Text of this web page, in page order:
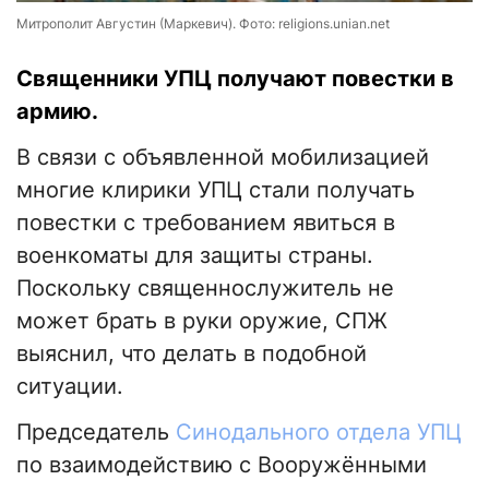
Митрополит Августин (Маркевич). Фото: religions.unian.net
Священники УПЦ получают повестки в
армию.
В связи с объявленной мобилизацией
многие клирики УПЦ стали получать
повестки с требованием явиться в
военкоматы для защиты страны.
Поскольку священнослужитель не
может брать в руки оружие, СПЖ
выяснил, что делать в подобной
ситуации.
Председатель Синодального отдела УПЦ
по взаимодействию с Вооружёнными